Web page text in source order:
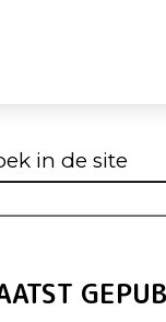
in de site